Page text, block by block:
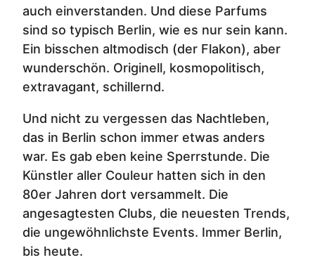
auch einverstanden. Und diese Parfums
sind so typisch Berlin, wie es nur sein kann.
Ein bisschen altmodisch (der Flakon), aber
wunderschön. Originell, kosmopolitisch,
extravagant, schillernd.
Und nicht zu vergessen das Nachtleben,
das in Berlin schon immer etwas anders
war. Es gab eben keine Sperrstunde. Die
Künstler aller Couleur hatten sich in den
80er Jahren dort versammelt. Die
angesagtesten Clubs, die neuesten Trends,
die ungewöhnlichste Events. Immer Berlin,
bis heute.